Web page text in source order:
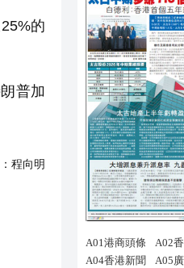
的
普加
程向明